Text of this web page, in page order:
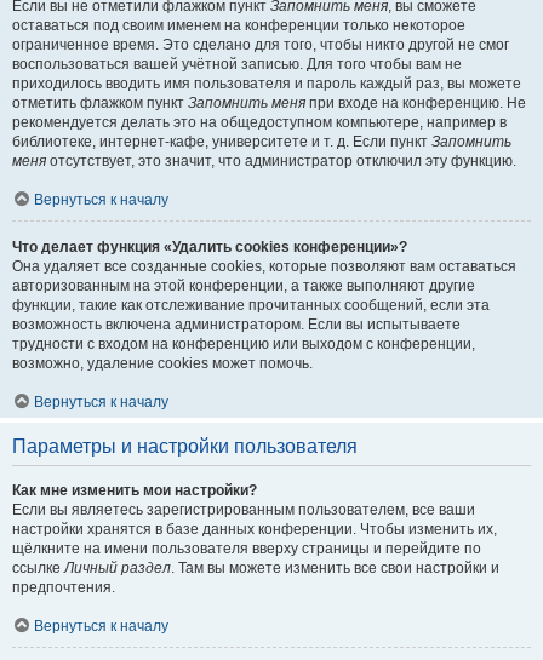
Если вы не отметили флажком пункт Запомнить меня, вы сможете
оставаться под своим именем на конференции только некоторое
ограниченное время. Это сделано для того, чтобы никто другой не смог
воспользоваться вашей учётной записью. Для того чтобы вам не
приходилось вводить имя пользователя и пароль каждый раз, вы можете
отметить флажком пункт Запомнить меня при входе на конференцию. Не
рекомендуется делать это на общедоступном компьютере, например в
библиотеке, интернет-кафе, университете и т. д. Если пункт Запомнить
меня отсутствует, это значит, что администратор отключил эту функцию.
Вернуться к началу
Что делает функция «Удалить cookies конференции»?
Она удаляет все созданные cookies, которые позволяют вам оставаться
авторизованным на этой конференции, а также выполняют другие
функции, такие как отслеживание прочитанных сообщений, если эта
возможность включена администратором. Если вы испытываете
трудности с входом на конференцию или выходом с конференции,
возможно, удаление cookies может помочь.
Вернуться к началу
Параметры и настройки пользователя
Как мне изменить мои настройки?
Если вы являетесь зарегистрированным пользователем, все ваши
настройки хранятся в базе данных конференции. Чтобы изменить их,
щёлкните на имени пользователя вверху страницы и перейдите по
ссылкеЛичный раздел. Там вы можете изменить все свои настройки и
предпочтения.
Вернуться к началу